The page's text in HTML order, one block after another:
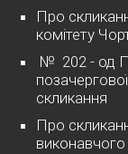
Про
комітету
№ 202 - од
скликання
Про
виконавчого